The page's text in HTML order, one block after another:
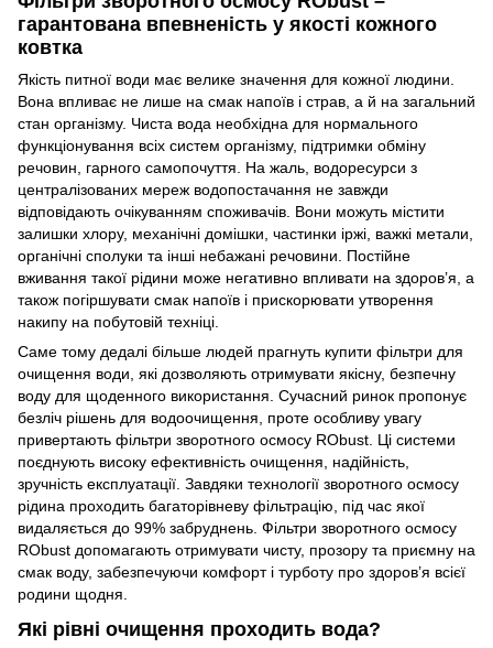
гарантована впевненість у якості кожного
ковтка
Якість питної води має велике значення для кожної людини.
Вона впливає не лише на смак напоїв і страв, а й на загальний
стан організму. Чиста вода необхідна для нормального
функціонування всіх систем організму, підтримки обміну
речовин, гарного самопочуття. На жаль, водоресурси з
централізованих мереж водопостачання не завжди
відповідають очікуванням споживачів. Вони можуть містити
залишки хлору, механічні домішки, частинки іржі, важкі метали,
органічні сполуки та інші небажані речовини. Постійне
вживання такої рідини може негативно впливати на здоров’я, а
також погіршувати смак напоїв і прискорювати утворення
накипу на побутовій техніці.
Саме тому дедалі більше людей прагнуть купити фільтри для
очищення води, які дозволяють отримувати якісну, безпечну
воду для щоденного використання. Сучасний ринок пропонує
безліч рішень для водоочищення, проте особливу увагу
привертають фільтри зворотного осмосу RObust. Ці системи
поєднують високу ефективність очищення, надійність,
зручність експлуатації. Завдяки технології зворотного осмосу
рідина проходить багаторівневу фільтрацію, під час якої
видаляється до 99% забруднень. Фільтри зворотного осмосу
RObust допомагають отримувати чисту, прозору та приємну на
смак воду, забезпечуючи комфорт і турботу про здоров’я всієї
родини щодня.
Які рівні очищення проходить вода?